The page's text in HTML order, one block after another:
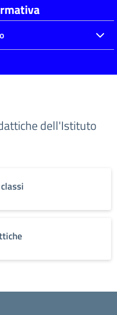
dell'Istituto